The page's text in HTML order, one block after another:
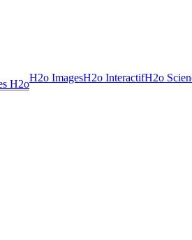
H2o
H2o ImagesH2o InteractifH2o